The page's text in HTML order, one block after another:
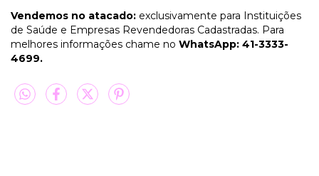
Vendemos no atacado: exclusivamente para Instituições
de Saúde e Empresas Revendedoras Cadastradas. Para
melhores informações chame no WhatsApp: 41-3333-
4699.